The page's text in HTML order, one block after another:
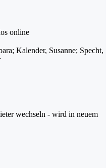
online
; Kalender, Susanne; Specht,
wechseln - wird in neuem